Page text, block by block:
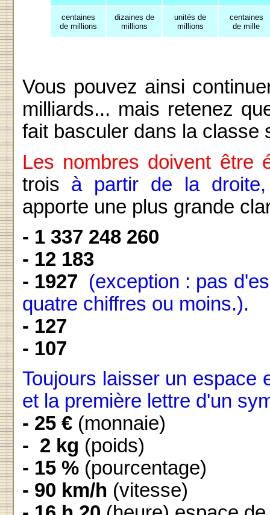
centaines
de millions
dizaines de
millions
unités de
millions
centaines
de mille
Vous pouvez ainsi
milliards... mais retenez
fait basculer dans la classe
Les nombres doivent être
trois à partir de la droite,
apporte une plus grande
- 1 337 248 260
- 12 183
- 1927 (exception : pas
quatre chiffres ou moins.).
- 127
- 107
Toujours laisser un espace
et la première lettre d'un
- 25 €(monnaie)
- 2 kg (poids)
- 15 %(pourcentage)
- 90 km/h (vitesse)